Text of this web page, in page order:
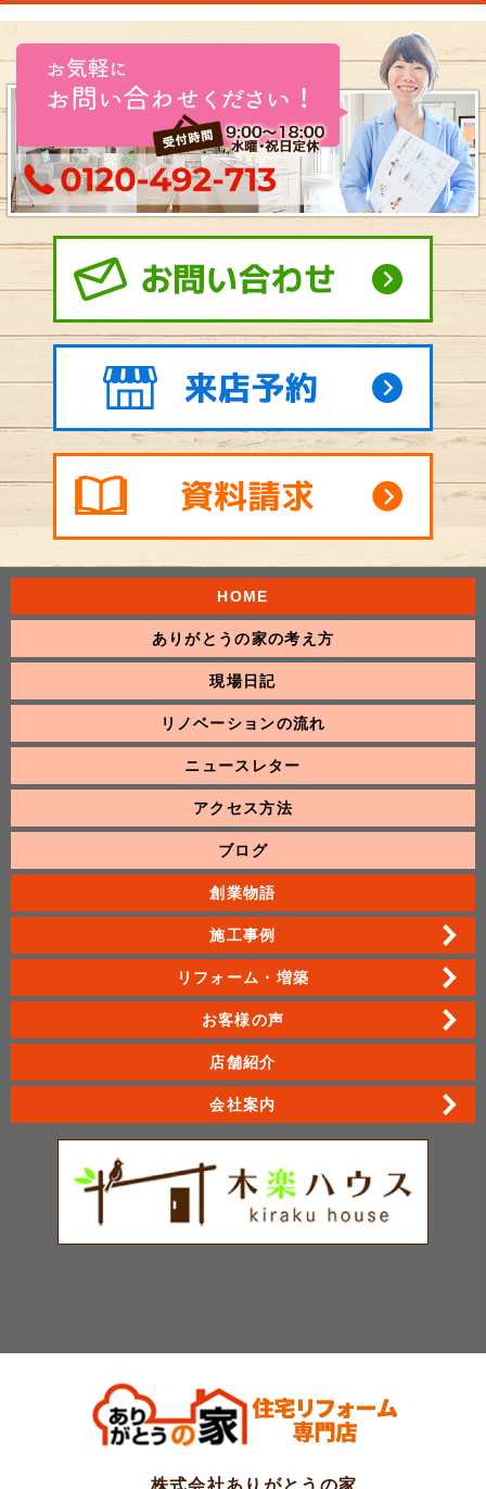
HOME
ありがとうの家の考え方
現場日記
リノベーションの流れ
ニュースレター
アクセス方法
ブログ
創業物語
施工事例
リフォーム・増築
お客様の声
店舗紹介
会社案内
株式会社ありがとうの家